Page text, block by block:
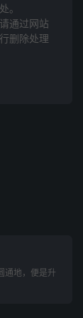
通远迩，焕
炎云。斗魁
雨，救死复
宁。横身万
电，霹雳金
弦雷火，飞
无休。
光普应，提
九天。二仪
苌。阳焰云
将，吾召汝
清。吾不负
。
通过网站
删除处理
通地，便是升